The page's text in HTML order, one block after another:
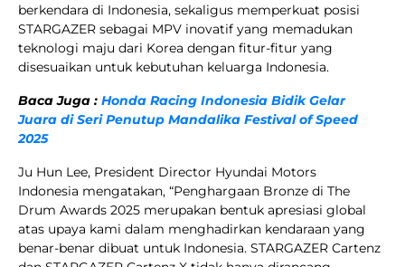
berkendara di Indonesia, sekaligus memperkuat posisi
STARGAZER sebagai MPV inovatif yang memadukan
teknologi maju dari Korea dengan fitur-fitur yang
disesuaikan untuk kebutuhan keluarga Indonesia.
Baca Juga : Honda Racing Indonesia Bidik Gelar
Juara di Seri Penutup Mandalika Festival of Speed
2025
Ju Hun Lee, President Director Hyundai Motors
Indonesia mengatakan, “Penghargaan Bronze di The
Drum Awards 2025 merupakan bentuk apresiasi global
atas upaya kami dalam menghadirkan kendaraan yang
benar-benar dibuat untuk Indonesia. STARGAZER Cartenz